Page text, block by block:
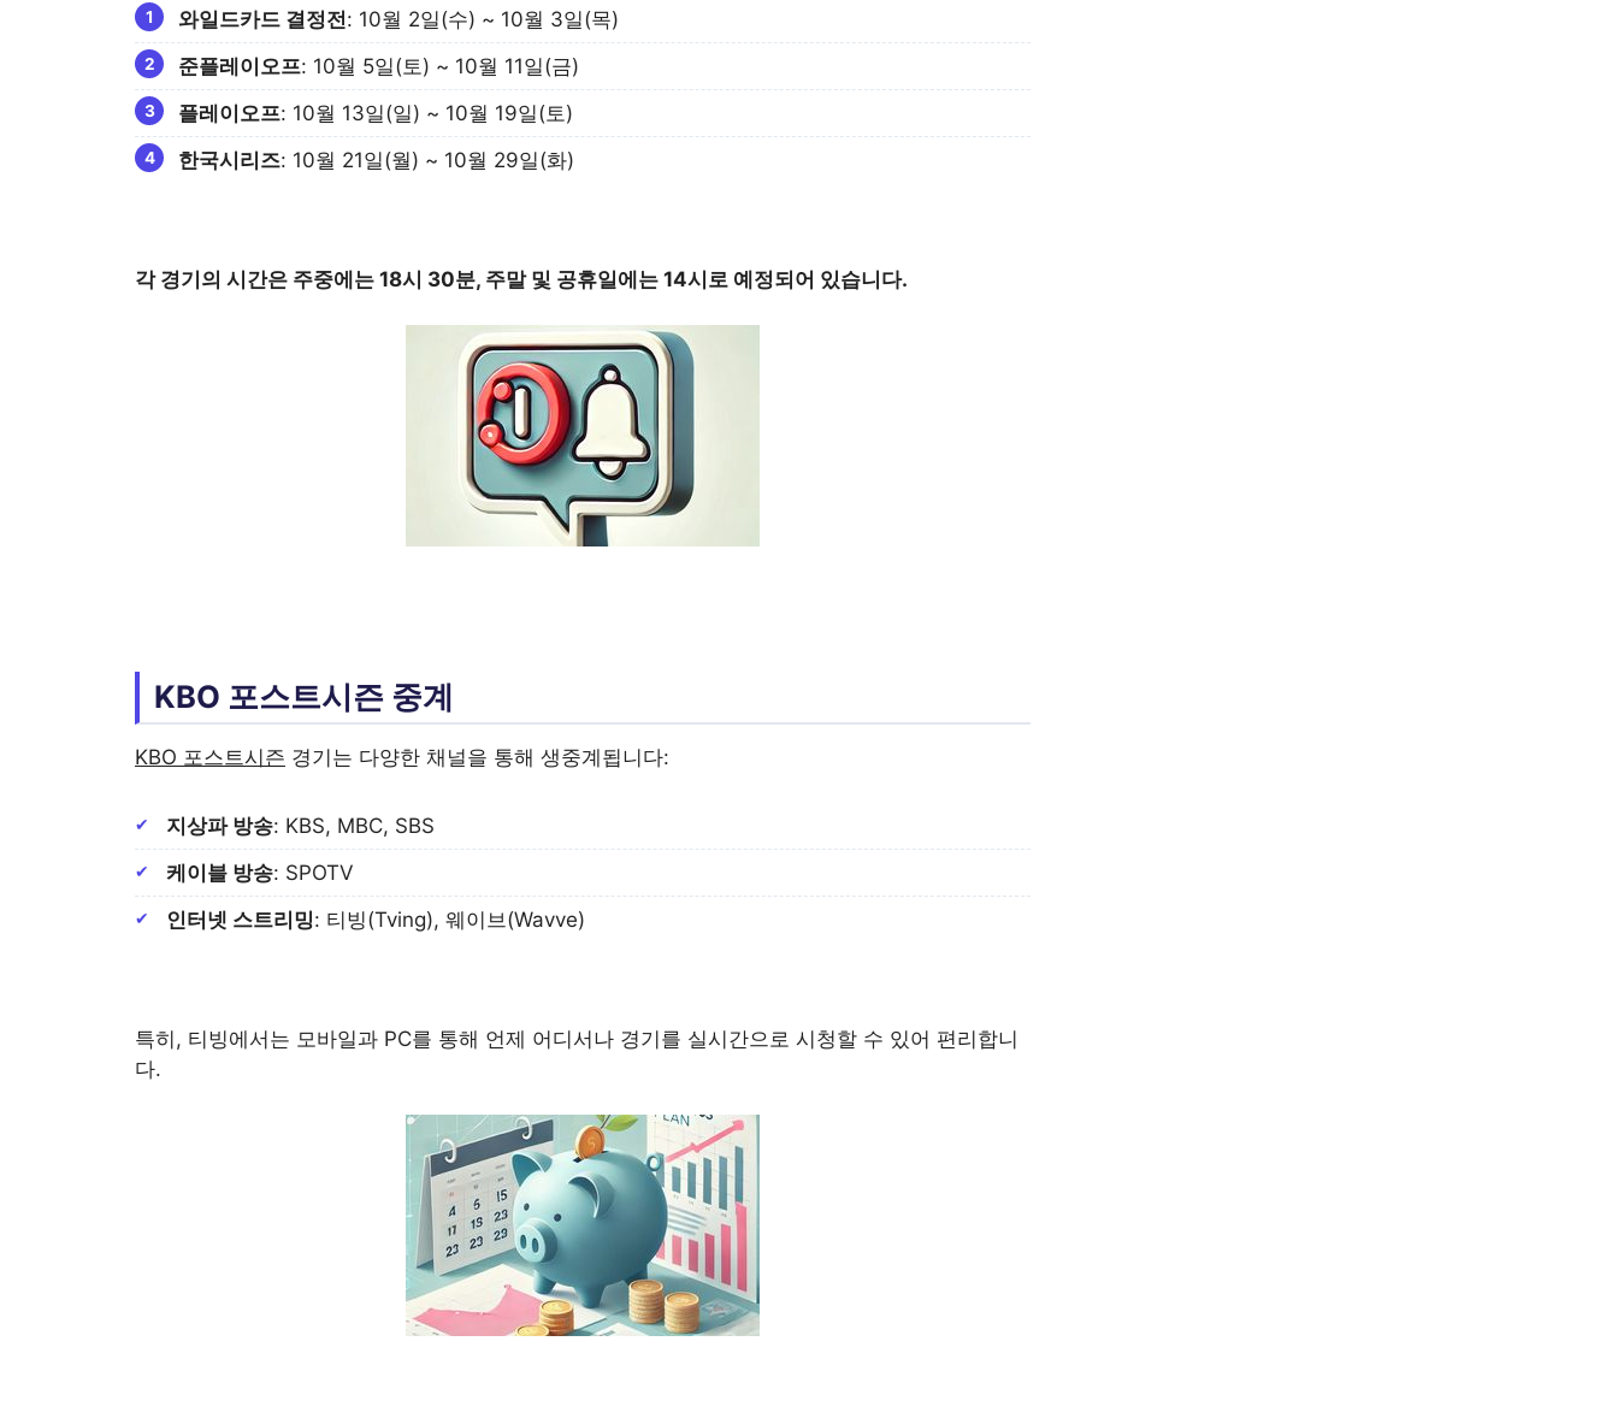
와일드카드 결정전: 10월 2일(수) ~ 10월 3일(목)
준플레이오프: 10월 5일(토) ~ 10월 11일(금)
플레이오프: 10월 13일(일) ~ 10월 19일(토)
한국시리즈: 10월 21일(월) ~ 10월 29일(화)
각 경기의 시간은 주중에는 18시 30분, 주말 및 공휴일에는 14시로 예정되어 있습니다.
KBO 포스트시즌 중계
KBO 포스트시즌 경기는 다양한 채널을 통해 생중계됩니다:
지상파 방송: KBS, MBC, SBS
케이블 방송: SPOTV
인터넷 스트리밍: 티빙(Tving), 웨이브(Wavve)
특히, 티빙에서는 모바일과 PC를 통해 언제 어디서나 경기를 실시간으로 시청할 수 있어 편리합니
다.